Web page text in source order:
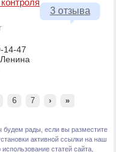
3 отзыва
14-47
6 7 › »
рады, если вы разместите
активной ссылки на наш
статей сайта,